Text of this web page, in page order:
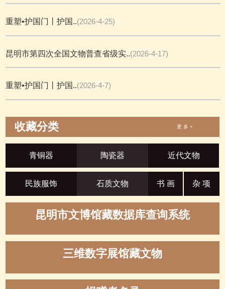
重塑•护国门丨护国..(2026-4-25)
昆明市第四次全国文物普查省级实..(2026-4-17)
重塑•护国门丨护国..(2026-4-7)
收藏分类 更 多 +
青铜器 陶瓷器 近代文物
民族服饰 石质文物 书 画 杂 项
昆明市文博馆藏数据库查询系统
三维数字展馆藏文物